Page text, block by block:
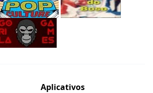
Aplicativos